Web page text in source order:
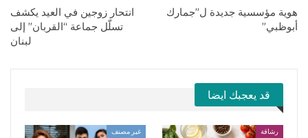
هوية مؤسسية جديدة ل”جمارك
أبوظبي”
انتحار زوجين في العيد يكشف
تسلّل جماعة “القربان” إلى
لبنان
قد يعجبك ايضا
رشاقة غير مصنف